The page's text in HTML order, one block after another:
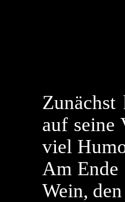
auf seine
viel
Am Ende
Wein,